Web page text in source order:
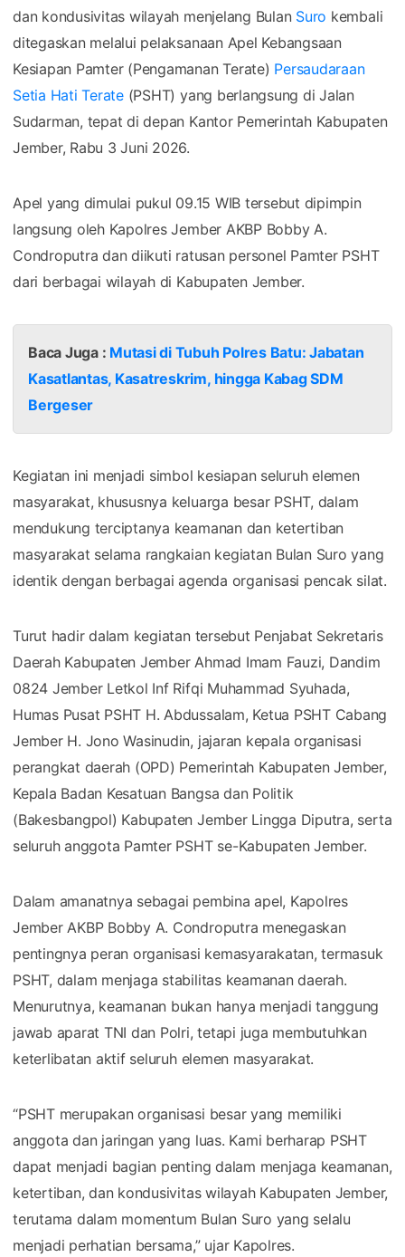
dan kondusivitas wilayah menjelang Bulan Suro kembali
ditegaskan melalui pelaksanaan Apel Kebangsaan
Kesiapan Pamter (Pengamanan Terate) Persaudaraan
Setia Hati Terate (PSHT) yang berlangsung di Jalan
Sudarman, tepat di depan Kantor Pemerintah Kabupaten
Jember, Rabu 3 Juni 2026.
Apel yang dimulai pukul 09.15 WIB tersebut dipimpin
langsung oleh Kapolres Jember AKBP Bobby A.
Condroputra dan diikuti ratusan personel Pamter PSHT
dari berbagai wilayah di Kabupaten Jember.
Baca Juga : Mutasi di Tubuh Polres Batu: Jabatan
Kasatlantas, Kasatreskrim, hingga Kabag SDM
Bergeser
Kegiatan ini menjadi simbol kesiapan seluruh elemen
masyarakat, khususnya keluarga besar PSHT, dalam
mendukung terciptanya keamanan dan ketertiban
masyarakat selama rangkaian kegiatan Bulan Suro yang
identik dengan berbagai agenda organisasi pencak silat.
Turut hadir dalam kegiatan tersebut Penjabat Sekretaris
Daerah Kabupaten Jember Ahmad Imam Fauzi, Dandim
0824 Jember Letkol Inf Rifqi Muhammad Syuhada,
Humas Pusat PSHT H. Abdussalam, Ketua PSHT Cabang
Jember H. Jono Wasinudin, jajaran kepala organisasi
perangkat daerah (OPD) Pemerintah Kabupaten Jember,
Kepala Badan Kesatuan Bangsa dan Politik
(Bakesbangpol) Kabupaten Jember Lingga Diputra, serta
seluruh anggota Pamter PSHT se-Kabupaten Jember.
Dalam amanatnya sebagai pembina apel, Kapolres
Jember AKBP Bobby A. Condroputra menegaskan
pentingnya peran organisasi kemasyarakatan, termasuk
PSHT, dalam menjaga stabilitas keamanan daerah.
Menurutnya, keamanan bukan hanya menjadi tanggung
jawab aparat TNI dan Polri, tetapi juga membutuhkan
keterlibatan aktif seluruh elemen masyarakat.
“PSHT merupakan organisasi besar yang memiliki
anggota dan jaringan yang luas. Kami berharap PSHT
dapat menjadi bagian penting dalam menjaga keamanan,
ketertiban, dan kondusivitas wilayah Kabupaten Jember,
terutama dalam momentum Bulan Suro yang selalu
menjadi perhatian bersama,” ujar Kapolres.